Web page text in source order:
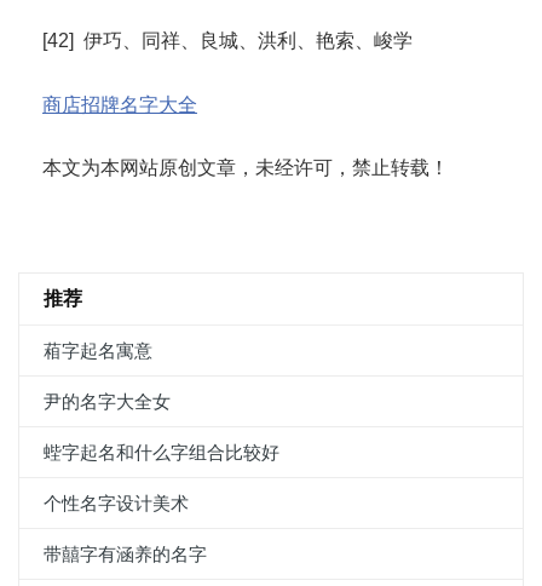
[42] 伊巧、同祥、良城、洪利、艳索、峻学
商店招牌名字大全
本文为本网站原创文章，未经许可，禁止转载！
推荐
葙字起名寓意
尹的名字大全女
蜌字起名和什么字组合比较好
个性名字设计美术
带囍字有涵养的名字